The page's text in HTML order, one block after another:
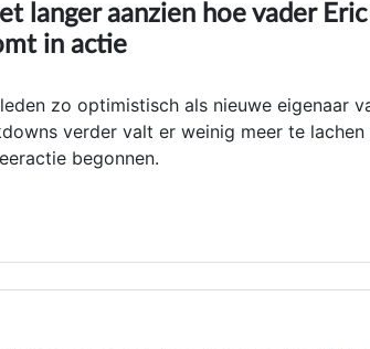
langer aanzien hoe vader
in actie
zo optimistisch als nieuwe eigenaar
verder valt er weinig meer te
begonnen.